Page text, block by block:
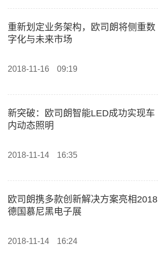
重新划定业务架构，欧司朗将侧重数
字化与未来市场
2018-11-16 09:19
新突破：欧司朗智能LED成功实现车
内动态照明
2018-11-14 16:35
欧司朗携多款创新解决方案亮相2018
德国慕尼黑电子展
2018-11-14 16:24